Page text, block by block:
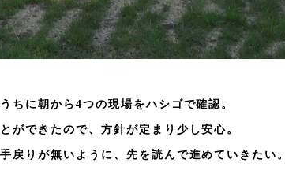
ちに朝から4つの現場をハシゴで確認。
ができたので、方針が定まり少し安心。
戻りが無いように、先を読んで進めていきたい。